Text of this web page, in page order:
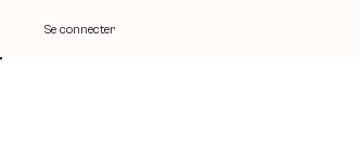
Se connecter